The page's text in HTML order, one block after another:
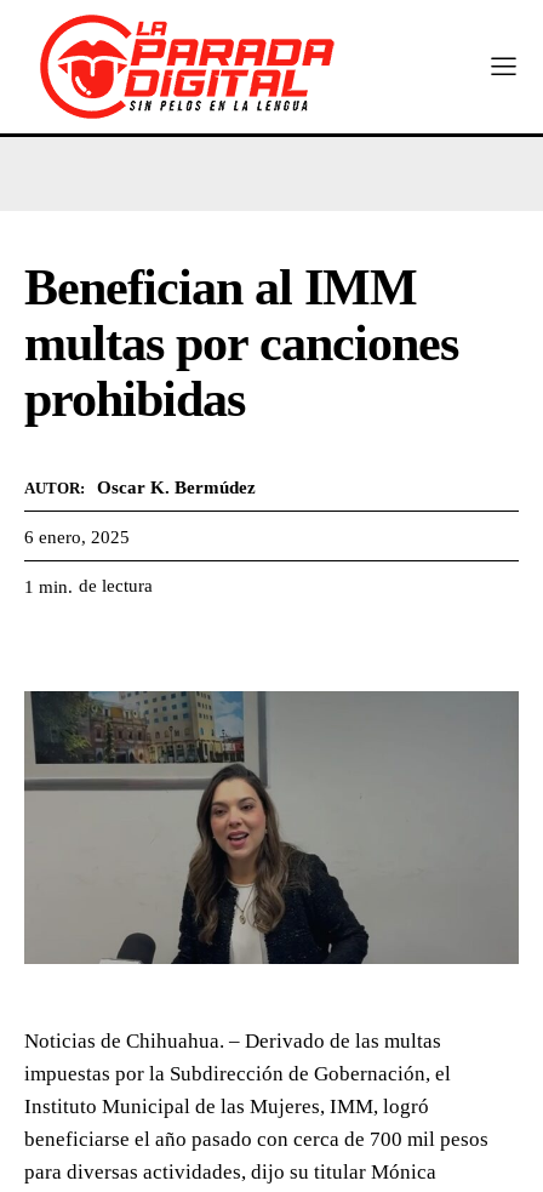
Benefician al IMM
multas por canciones
prohibidas
AUTOR: Oscar K. Bermúdez
6 enero, 2025
1 min. de lectura
Noticias de Chihuahua. – Derivado de las multas
impuestas por la Subdirección de Gobernación, el
Instituto Municipal de las Mujeres, IMM, logró
beneficiarse el año pasado con cerca de 700 mil pesos
para diversas actividades, dijo su titular Mónica